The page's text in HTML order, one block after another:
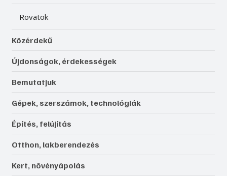
Rovatok
Közérdekű
Újdonságok, érdekességek
Bemutatjuk
Gépek, szerszámok, technológiák
Építés, felújítás
Otthon, lakberendezés
Kert, növényápolás